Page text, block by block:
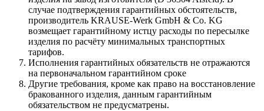
случае подтверждения гарантийных обстоятельств,
производитель KRAUSE-Werk GmbH & Со. KG
возмещает гарантийному истцу расходы по пересылке
изделия по расчёту минимальных транспортных
тарифов.
Исполнения гарантийных обязательств не отражаются
на первоначальном гарантийном сроке
Другие требования, кроме как право на восстановление
бракованного изделия, данным гарантийным
обязательством не предусматрены.